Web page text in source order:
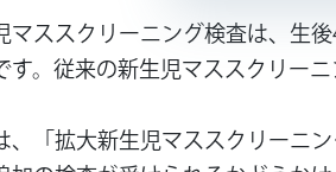
マススクリーニング検査は、生
す。従来の新生児マススクリー
、「拡大新生児マススクリーニ